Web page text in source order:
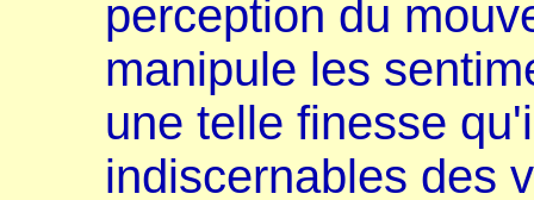
perception du
manipule les
une telle finesse
indiscernables des